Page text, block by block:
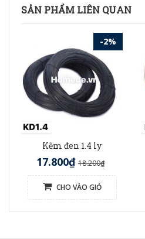
SẢN PHẨM LIÊN QUAN
-2%
Kẽm đen 1.4 ly
17.800₫ 18.200₫
CHO VÀO GIỎ